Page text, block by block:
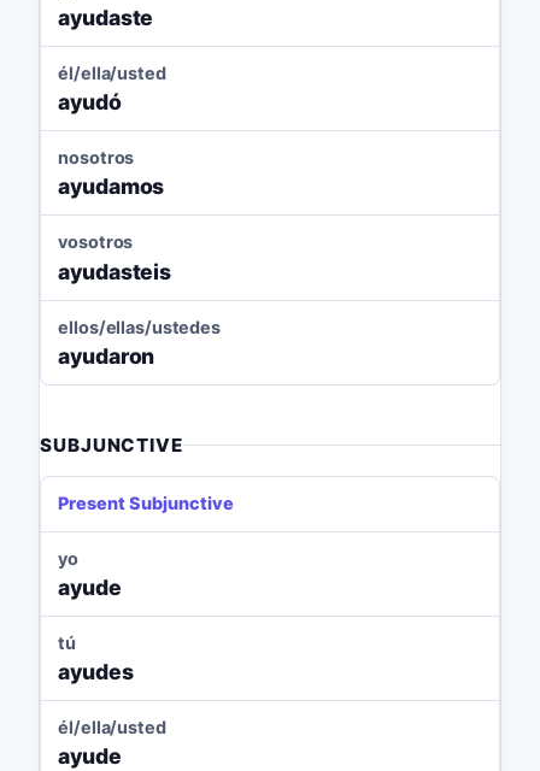
ayudaste
él/ella/usted
ayudó
nosotros
ayudamos
vosotros
ayudasteis
ellos/ellas/ustedes
ayudaron
SUBJUNCTIVE
Present Subjunctive
yo
ayude
tú
ayudes
él/ella/usted
ayude